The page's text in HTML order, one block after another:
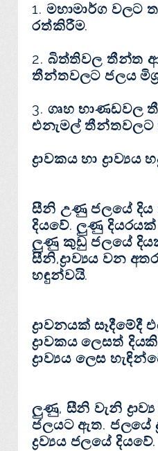
1. මහාමාර්ග වලට
රත්කිරීම.
2. බිත්තිවල තීන්ත
තීන්තවලට ජලය
3. ගෘහ භාණඩවල
එනැමල් තීන්තවලට
ද්‍රාවකය හා ද්‍රාව්‍යය
සීනි උණු ජලයේ
දියවේ. ලුණු
ලුණු කුඩු ජලයේ
සීනි,ද්‍රාව්‍යය වන
හඳුන්වයි.
ද්‍රාවනයක් සෑදීමේදී
ද්‍රාවකය ලෙසත්
ද්‍රාව්‍යය ලෙස
ලුණු, සීනි වැනි
ජලයට ඇත. ජලයේ
ද්‍රව්‍යය ජලයේ දියවේ.